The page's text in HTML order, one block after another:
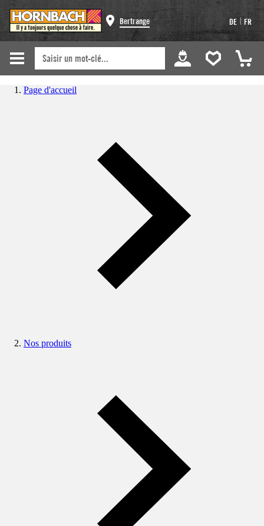
Bertrange DE | FR
Page d'accueil
Nos produits